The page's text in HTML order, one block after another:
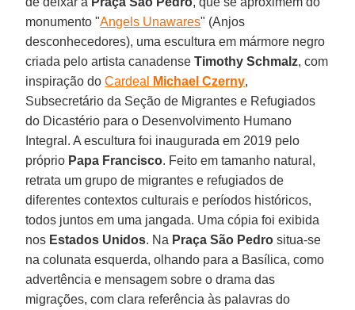
monumento "Angels Unawares" (Anjos
desconhecedores), uma escultura em mármore negro
criada pelo artista canadenseTimothy Schmalz, com
inspiração doCardeal Michael Czerny,
Subsecretário da Seção de Migrantes e Refugiados
do Dicastério para o Desenvolvimento Humano
Integral. A escultura foi inaugurada em 2019 pelo
próprio Papa Francisco. Feito em tamanho natural,
retrata um grupo de migrantes e refugiados de
diferentes contextos culturais e períodos históricos,
todos juntos em uma jangada. Uma cópia foi exibida
nos Estados Unidos. Na Praça São Pedro situa-se
na colunata esquerda, olhando para a Basílica, como
advertência e mensagem sobre o drama das
migrações, com clara referência às palavras do